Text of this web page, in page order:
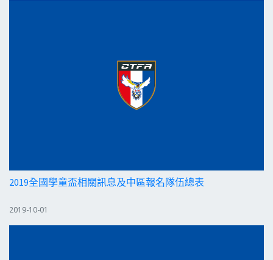
2019全國學童盃相關訊息及中區報名隊伍總表
2019-10-01